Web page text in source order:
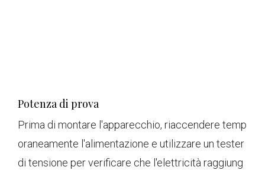
Potenza di prova
Prima di montare l'apparecchio, riaccendere temp
oraneamente l'alimentazione e utilizzare un tester
di tensione per verificare che l'elettricità raggiung